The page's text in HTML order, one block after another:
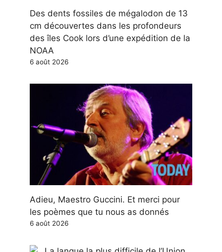
Des dents fossiles de mégalodon de 13
cm découvertes dans les profondeurs
des îles Cook lors d’une expédition de la
NOAA
6 août 2026
Adieu, Maestro Guccini. Et merci pour
les poèmes que tu nous as donnés
6 août 2026